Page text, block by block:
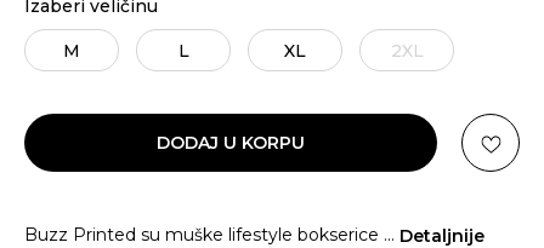
Izaberi veličinu
M L XL 2XL
DODAJ U KORPU
Buzz Printed su muške lifestyle bokserice ... Detaljnije